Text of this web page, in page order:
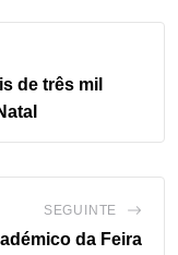
de três mil
SEGUINTE
da Feira